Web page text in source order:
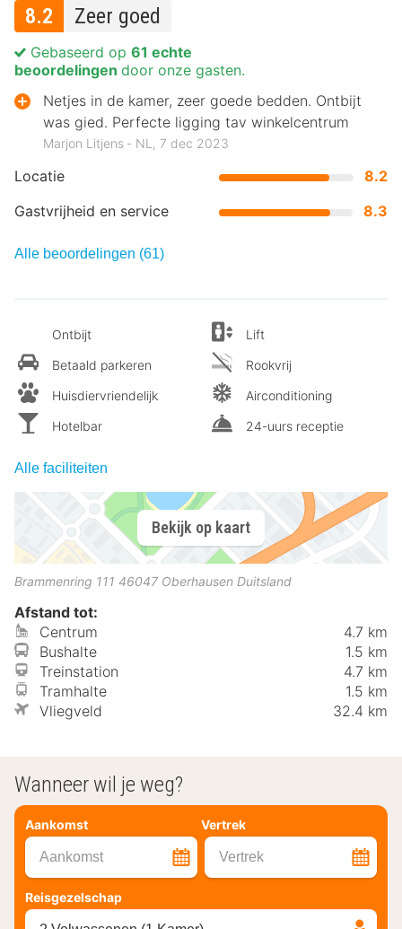
8.2 Zeer goed
Locatie
8.2
Gastvrijheid en service
8.3
Gebaseerd op 61 echte
beoordelingen door onze gasten.
Netjes in de kamer, zeer goede bedden. Ontbijt
was gied. Perfecte ligging tav winkelcentrum
Marjon Litjens ‐ NL, 7 dec 2023
Alle beoordelingen (61)
Ontbijt
Betaald parkeren
Huisdiervriendelijk
Hotelbar
Lift
Rookvrij
Airconditioning
24-uurs receptie
Alle faciliteiten
Bekijk op kaart
Brammenring 111 46047 Oberhausen Duitsland
Afstand tot:
Centrum
4.7 km
Bushalte
1.5 km
Treinstation
4.7 km
Tramhalte
1.5 km
Vliegveld
32.4 km
Wanneer wil je weg?
Aankomst Vertrek
Aankomst Vertrek
Reisgezelschap